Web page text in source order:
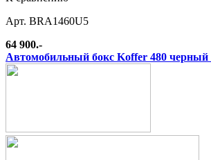
Арт. BRA1460U5
64 900.-
Автомобильный бокс Koffer 480 черный